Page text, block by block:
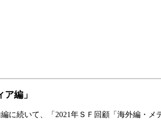
編」
に続いて、「2021年ＳＦ回顧「海外編・メ